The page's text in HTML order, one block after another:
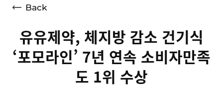
광고소개
공지사항
고객지원
Back
유유제약, 체지방 감소 건기식
‘포모라인’ 7년 연속 소비자만족
도 1위 수상